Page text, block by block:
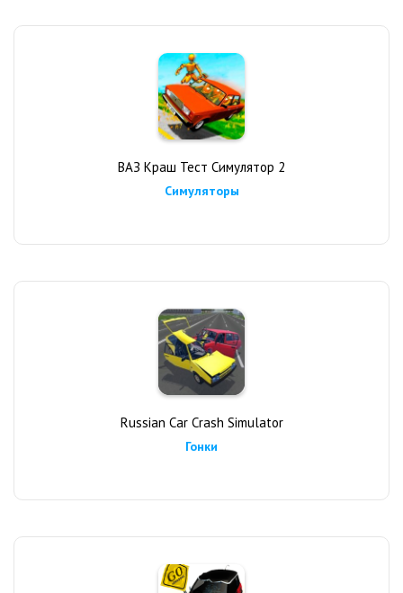
ВАЗ Краш Тест Симулятор 2
Симуляторы
Russian Car Crash Simulator
Гонки